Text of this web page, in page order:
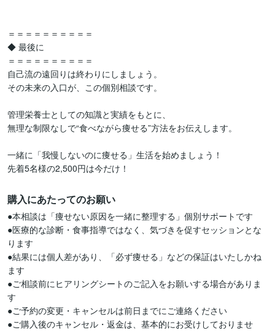
＝＝＝＝＝＝＝＝＝＝
◆ 最後に
＝＝＝＝＝＝＝＝＝＝
自己流の遠回りは終わりにしましょう。
その未来の入口が、この個別相談です。
管理栄養士としての知識と実績をもとに、
無理な制限なしで“食べながら痩せる”方法をお伝えします。
一緒に「我慢しないのに痩せる」生活を始めましょう！
先着5名様の2,500円は今だけ！
購入にあたってのお願い
●本相談は「痩せない原因を一緒に整理する」個別サポートです
●医療的な診断・食事指導ではなく、気づきを促すセッションとな
ります
●結果には個人差があり、「必ず痩せる」などの保証はいたしかね
ます
●ご相談前にヒアリングシートのご記入をお願いする場合がありま
す
●ご予約の変更・キャンセルは前日までにご連絡ください
●ご購入後のキャンセル・返金は、基本的にお受けしておりませ